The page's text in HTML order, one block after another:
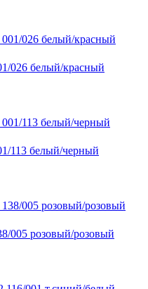
026 белый/красный
113 белый/черный
005 розовый/розовый